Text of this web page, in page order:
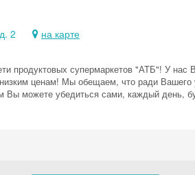
2 на карте
продуктовых супермаркетов "АТБ"! У нас
ценам! Мы обещаем, что ради
Вы можете убедиться сами, каждый день,